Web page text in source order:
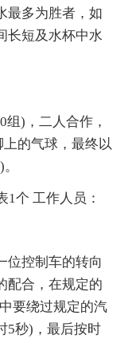
最多为胜者，如
长短及水杯中水
)，二人合作，
的气球，最终以
1个 工作人员：
位控制车的转向
配合，在规定的
要绕过规定的汽
5秒)，最后按时